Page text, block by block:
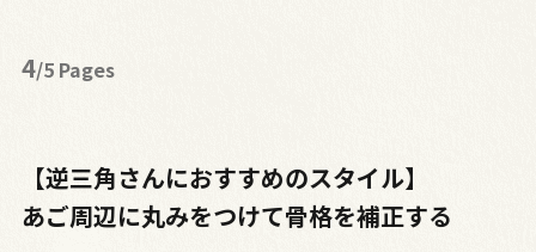
4/5 Pages
【逆三角さんにおすすめのスタイル】
あご周辺に丸みをつけて骨格を補正する